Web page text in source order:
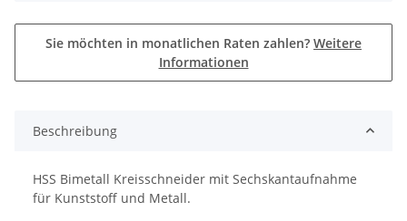
Sie möchten in monatlichen Raten zahlen? Weitere
Informationen
Beschreibung
HSS Bimetall Kreisschneider mit Sechskantaufnahme
für Kunststoff und Metall.